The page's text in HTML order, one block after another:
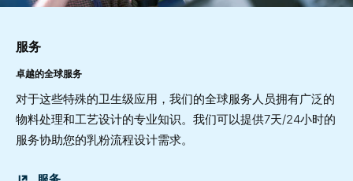
服务
卓越的全球服务
对于这些特殊的卫生级应用，我们的全球服务人员拥有广泛的
物料处理和工艺设计的专业知识。我们可以提供7天/24小时的
服务协助您的乳粉流程设计需求。